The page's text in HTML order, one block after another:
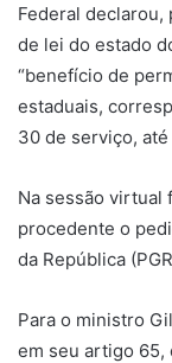
Federal
de lei do estado
“benefício de
estaduais,
30 de serviço,
Na sessão virtual
procedente o
da República
Para o ministro
em seu artigo 65,